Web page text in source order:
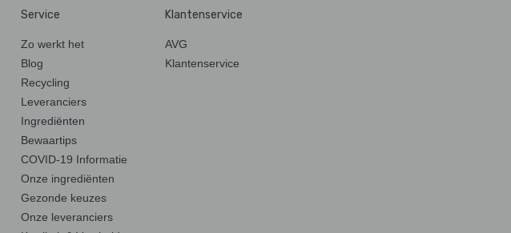
Service
Zo werkt het
Blog
Recycling
Leveranciers
Ingrediënten
Bewaartips
COVID-19 Informatie
Onze ingrediënten
Gezonde keuzes
Onze leveranciers
Klantenservice
AVG
Klantenservice